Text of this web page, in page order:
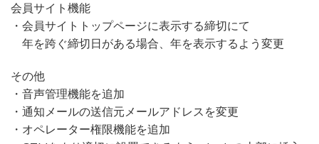
会員サイト機能
・会員サイトトップページに表示する締切にて
年を跨ぐ締切日がある場合、年を表示するよう変更
その他
・音声管理機能を追加
・通知メールの送信元メールアドレスを変更
・オペレーター権限機能を追加